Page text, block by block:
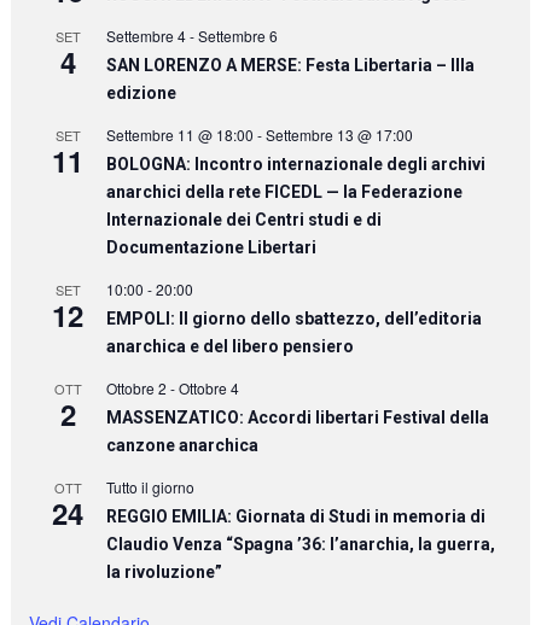
SET
4
Settembre 4-Settembre 6
SAN LORENZO A MERSE: Festa Libertaria – IIIa
edizione
SET
11
Settembre 11 @ 18:00 -Settembre 13 @ 17:00
BOLOGNA: Incontro internazionale degli archivi
anarchici della rete FICEDL — la Federazione
Internazionale dei Centri studi e di
Documentazione Libertari
SET
12
10:00 -20:00
EMPOLI: Il giorno dello sbattezzo, dell’editoria
anarchica e del libero pensiero
OTT
2
Ottobre 2 -Ottobre 4
MASSENZATICO: Accordi libertari Festival della
canzone anarchica
OTT
24
Tutto il giorno
REGGIO EMILIA: Giornata di Studi in memoria di
Claudio Venza “Spagna ’36: l’anarchia, la guerra,
la rivoluzione”